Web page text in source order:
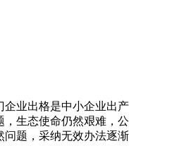
业出格是中小企业出产
，生态使命仍然艰难，公
问题，采纳无效办法逐渐